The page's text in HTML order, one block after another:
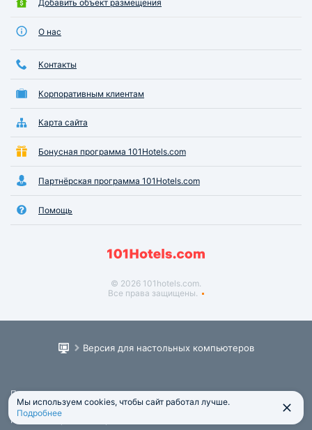
Добавить объект размещения
О нас
Контакты
Корпоративным клиентам
Карта сайта
Бонусная программа 101Hotels.com
Партнёрская программа 101Hotels.com
Помощь
© 2026 101hotels.com.
Все права защищены.
Версия для настольных компьютеров
Пользовательское соглашение
Юридическая информация
Политика обработки персональных данных
Мы используем cookies, чтобы сайт работал лучше.
Подробнее